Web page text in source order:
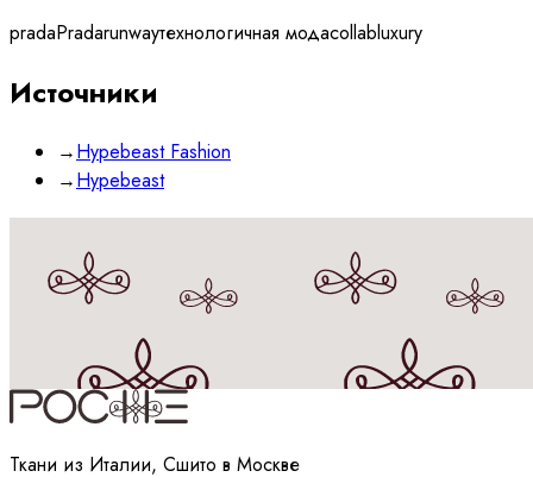
pradaPradarunwayтехнологичная модаcollabluxury
Источники
→Hypebeast Fashion
→Hypebeast
Принимаюполитикуобработки данных
Ткани из Италии, Сшито в Москве